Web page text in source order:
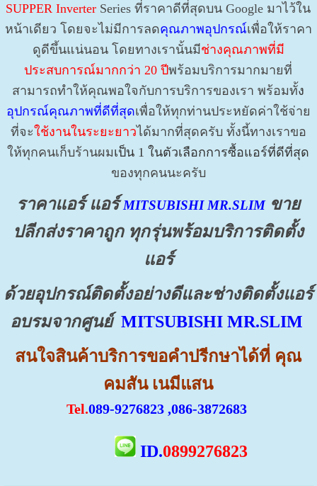
SUPPER Inverter Series ที่ราคาดีที่สุดบน Google มาไว้ใน
หน้าเดียว โดยจะไม่มีการลดคุณภาพอุปกรณ์เพื่อให้ราคา
ดูดีขึ้นแน่นอน โดยทางเรานั้นมีช่างคุณภาพที่มี
ประสบการณ์มากกว่า 20 ปีพร้อมบริการมากมายที่
สามารถทำให้คุณพอใจกับการบริการของเรา พร้อมทั้ง
อุปกรณ์คุณภาพที่ดีที่สุดเพื่อให้ทุกท่านประหยัดค่าใช้จ่าย
ที่จะใช้งานในระยะยาวได้มากที่สุดครับ ทั้งนี้ทางเราขอ
ให้ทุกคนเก็บร้านผมเป็น 1 ในตัวเลือกการซื้อแอร์ที่ดีที่สุด
ของทุกคนนะครับ
ราคาแอร์แอร์MITSUBISHI MR.SLIM ขาย
ปลีกส่งราคาถูก ทุกรุ่นพร้อมบริการติดตั้ง
แอร์
ด้วยอุปกรณ์ติดตั้งอย่างดีและช่างติดตั้งแอร์
อบรมจากศูนย์ MITSUBISHI MR.SLIM
สนใจสินค้าบริการขอคำปรีกษาได้ที่ คุณ
คมสัน เนมีแสน
Tel.089-9276823 ,086-3872683
ID.0899276823